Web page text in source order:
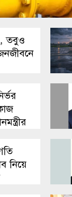
তবুও
নিয়ে